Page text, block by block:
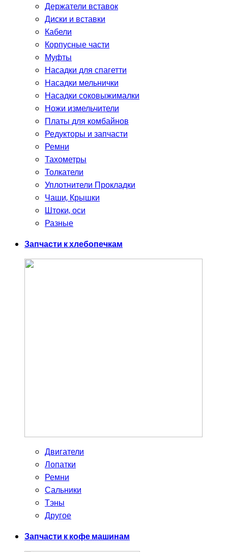
Держатели вставок
Диски и вставки
Кабели
Корпусные части
Муфты
Насадки для спагетти
Насадки мельнички
Насадки соковыжималки
Ножи измельчители
Платы для комбайнов
Редукторы и запчасти
Ремни
Тахометры
Толкатели
Уплотнители Прокладки
Чаши, Крышки
Штоки, оси
Разные
Запчасти к хлебопечкам
Двигатели
Лопатки
Ремни
Сальники
Тэны
Другое
Запчасти к кофе машинам